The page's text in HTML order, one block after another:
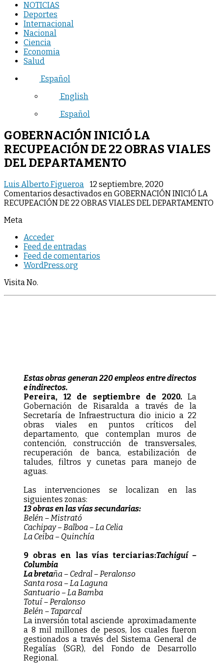
NOTICIAS
Deportes
Internacional
Nacional
Ciencia
Economia
Salud
Español
English
Español
GOBERNACIÓN INICIÓ LA
RECUPEACIÓN DE 22 OBRAS VIALES
DEL DEPARTAMENTO
Luis Alberto Figueroa
12 septiembre, 2020
Comentarios desactivados en GOBERNACIÓN INICIÓ LA
RECUPEACIÓN DE 22 OBRAS VIALES DEL DEPARTAMENTO
Meta
Acceder
Feed de entradas
Feed de comentarios
WordPress.org
Visita No.
Estas obras generan 220 empleos entre directos
e indirectos.
Pereira, 12 de septiembre de 2020. La
Gobernación de Risaralda a través de la
Secretaría de Infraestructura dio inicio a 22
obras viales en puntos críticos del
departamento, que contemplan muros de
contención, construcción de transversales,
recuperación de banca, estabilización de
taludes, filtros y cunetas para manejo de
aguas.
Las intervenciones se localizan en las
siguientes zonas:
13 obras en las vías secundarias:
Belén – Mistrató
Cachipay – Balboa – La Celia
La Ceiba – Quinchía
9 obras en las vías terciarias:Tachiguí –
Columbia
La bretaña – Cedral – Peralonso
Santa rosa – La Laguna
Santuario – La Bamba
Totuí – Peralonso
Belén – Taparcal
La inversión total asciende aproximadamente
a 8 mil millones de pesos, los cuales fueron
gestionados a través del Sistema General de
Regalías (SGR), del Fondo de Desarrollo
Regional.